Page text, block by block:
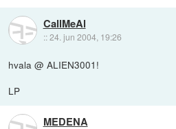
CallMeAl
::24. jun 2004, 19:26
hvala @ ALIEN3001!
LP
MEDENA